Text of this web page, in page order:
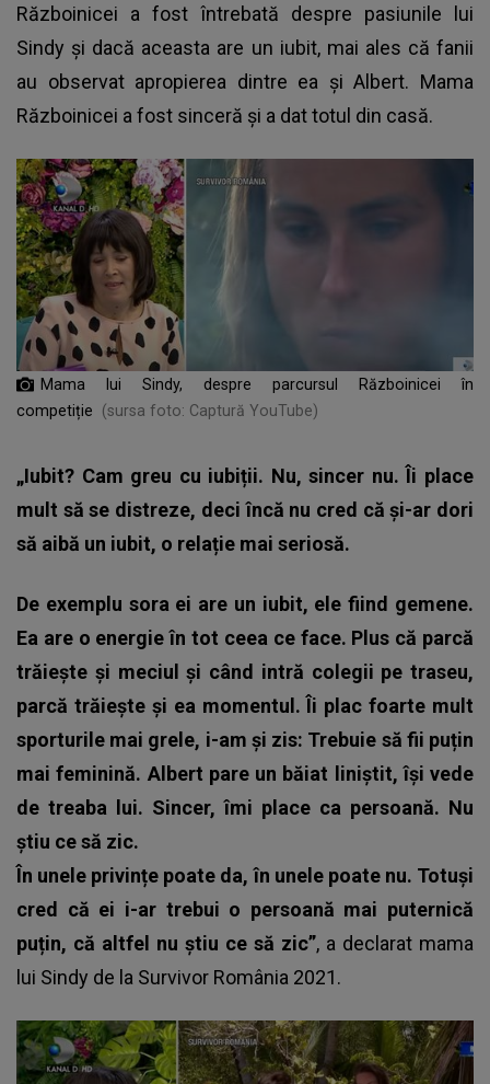
Războinicei a fost întrebată despre pasiunile lui
Sindy și dacă aceasta are un iubit, mai ales că fanii
au observat apropierea dintre ea și Albert. Mama
Războinicei a fost sinceră și a dat totul din casă.
Mama lui Sindy, despre parcursul Războinicei în
competiție
(sursa foto: Captură YouTube)
„Iubit? Cam greu cu iubiții. Nu, sincer nu. Îi place
mult să se distreze, deci încă nu cred că și-ar dori
să aibă un iubit, o relație mai seriosă.
De exemplu sora ei are un iubit, ele fiind gemene.
Ea are o energie în tot ceea ce face. Plus că parcă
trăiește și meciul și când intră colegii pe traseu,
parcă trăiește și ea momentul. Îi plac foarte mult
sporturile mai grele, i-am și zis: Trebuie să fii puțin
mai feminină. Albert pare un băiat liniștit, își vede
de treaba lui. Sincer, îmi place ca persoană. Nu
știu ce să zic.
În unele privințe poate da, în unele poate nu. Totuși
cred că ei i-ar trebui o persoană mai puternică
puțin, că altfel nu știu ce să zic”, a declarat mama
lui Sindy de la Survivor România 2021.